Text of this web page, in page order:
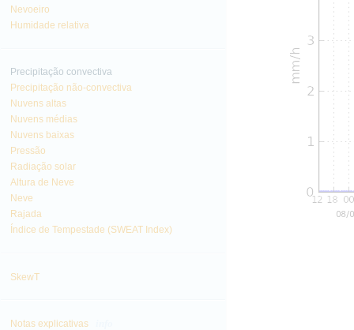
Nevoeiro
Humidade relativa
Precipitação convectiva
Precipitação não-convectiva
Nuvens altas
Nuvens médias
Nuvens baixas
Pressão
Radiação solar
Altura de Neve
Neve
Rajada
Índice de Tempestade (SWEAT Index)
SkewT
Notas explicativas